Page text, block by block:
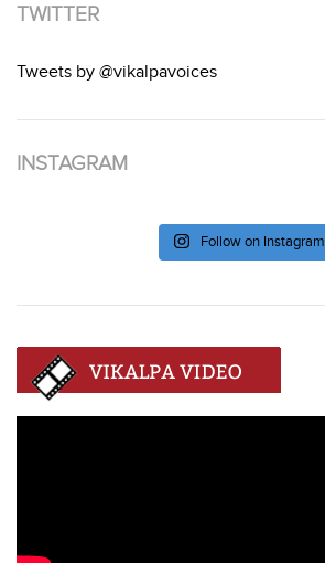
TWITTER
Tweets by @vikalpavoices
INSTAGRAM
Follow on Instagram